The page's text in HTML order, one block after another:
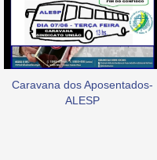
Caravana dos Aposentados-
ALESP